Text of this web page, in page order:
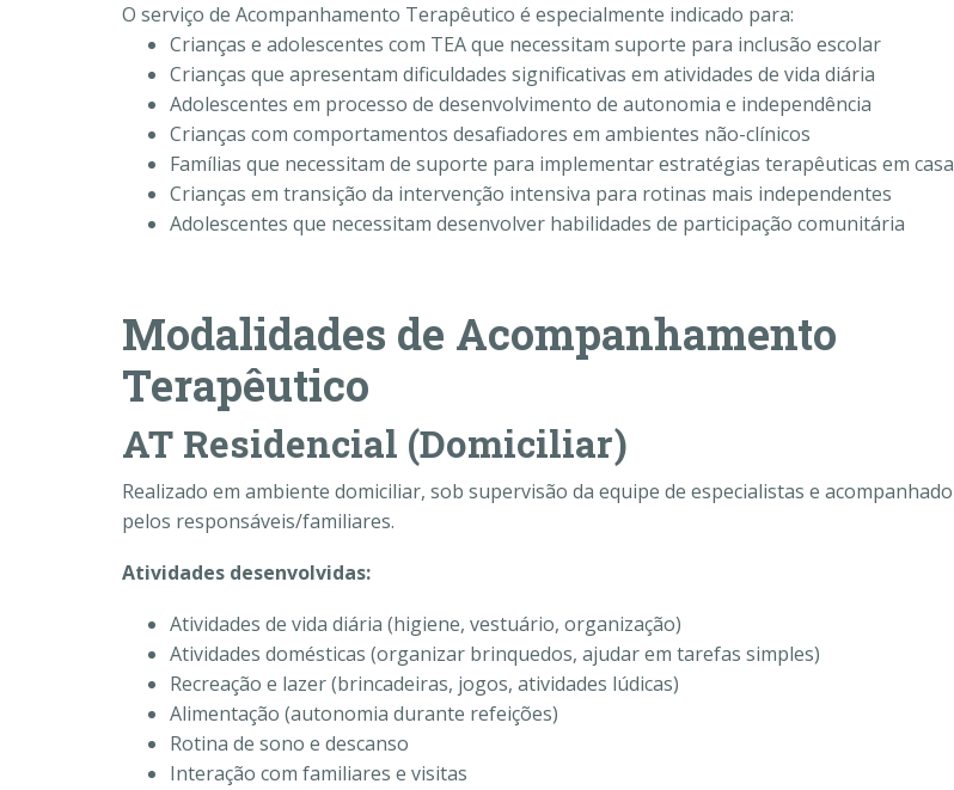
O serviço de Acompanhamento Terapêutico é especialmente indicado para:
Crianças e adolescentes com TEA que necessitam suporte para inclusão escolar
Crianças que apresentam dificuldades significativas em atividades de vida diária
Adolescentes em processo de desenvolvimento de autonomia e independência
Crianças com comportamentos desafiadores em ambientes não-clínicos
Famílias que necessitam de suporte para implementar estratégias terapêuticas em casa
Crianças em transição da intervenção intensiva para rotinas mais independentes
Adolescentes que necessitam desenvolver habilidades de participação comunitária
Modalidades de Acompanhamento
Terapêutico
AT Residencial (Domiciliar)
Realizado em ambiente domiciliar, sob supervisão da equipe de especialistas e acompanhado
pelos responsáveis/familiares.
Atividades desenvolvidas:
Atividades de vida diária (higiene, vestuário, organização)
Atividades domésticas (organizar brinquedos, ajudar em tarefas simples)
Recreação e lazer (brincadeiras, jogos, atividades lúdicas)
Alimentação (autonomia durante refeições)
Rotina de sono e descanso
Interação com familiares e visitas